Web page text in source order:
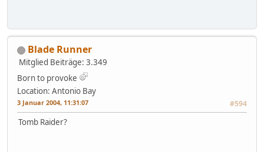
Blade Runner
Mitglied Beiträge: 3.349
Born to provoke
Location: Antonio Bay
3 Januar 2004, 11:31:07 #594
Tomb Raider?